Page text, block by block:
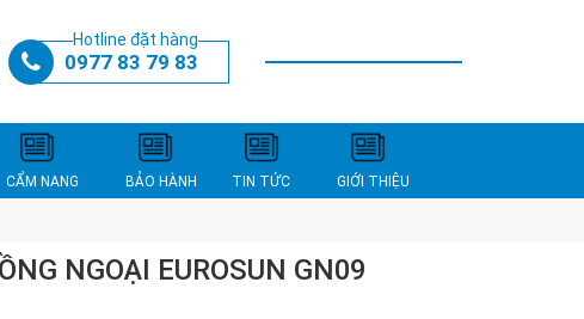
Hotline đặt hàng
0977 83 79 83
CẨM NANG BẢO HÀNH TIN TỨC GIỚI THIỆU
NGOẠI EUROSUN GN09